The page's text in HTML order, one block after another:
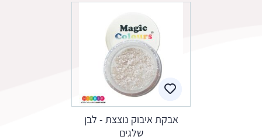
אבקת איבוק נוצצת - לבן
שלגים